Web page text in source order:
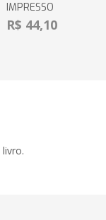
IMPRESSO
R$ 44,10